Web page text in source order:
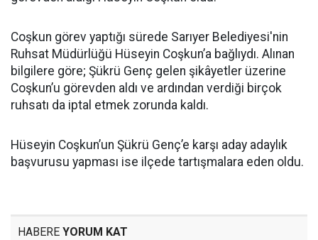
Coşkun görev yaptığı sürede Sarıyer Belediyesi'nin
Ruhsat Müdürlüğü Hüseyin Coşkun’a bağlıydı. Alınan
bilgilere göre; Şükrü Genç gelen şikâyetler üzerine
Coşkun’u görevden aldı ve ardından verdiği birçok
ruhsatı da iptal etmek zorunda kaldı.
Hüseyin Coşkun’un Şükrü Genç’e karşı aday adaylık
başvurusu yapması ise ilçede tartışmalara eden oldu.
HABERE YORUM KAT